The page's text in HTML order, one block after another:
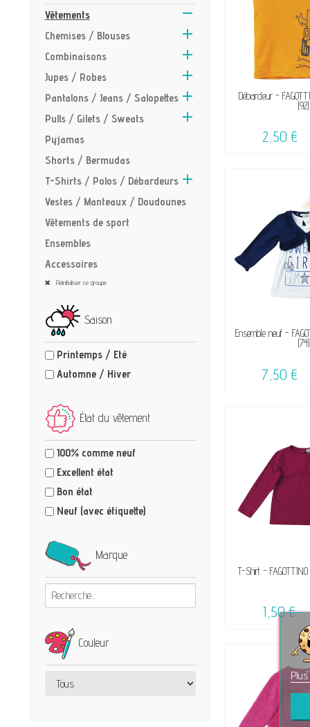

Vêtements

Chemises / Blouses

Combinaisons

Jupes / Robes

Pantalons / Jeans / Salopettes

Pulls / Gilets / Sweats
Pyjamas
Shorts / Bermudas

T-Shirts / Polos / Débardeurs
Vestes / Manteaux / Doudounes
Vêtements de sport
Ensembles
Accessoires
Réinitialiser ce groupe
Saison
Printemps / Eté
Automne / Hiver
État du vêtement
100% comme neuf
Excellent état
Bon état
Neuf (avec étiquette)
Marque
Couleur
VENDU, VICTIME
☺
Débardeur -
(92)
2,50 €
Ensemble neuf -
(74)
7,50 €
VENDU, VICTIME
T-Shirt -
1,50 €